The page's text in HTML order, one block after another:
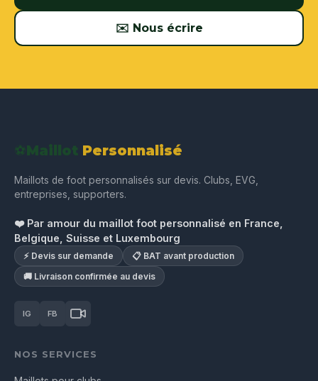
✉️ Nous écrire
⚽Maillot Personnalisé
Maillots de foot personnalisés sur devis. Clubs, EVG,
entreprises, supporters.
❤️ Par amour du maillot foot personnalisé en France,
Belgique, Suisse et Luxembourg
⚡ Devis sur demande
📋 BAT avant production
🚚 Livraison confirmée au devis
IG FB
NOS SERVICES